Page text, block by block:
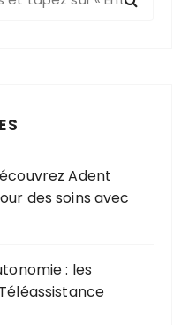
Adent
des soins avec
: les